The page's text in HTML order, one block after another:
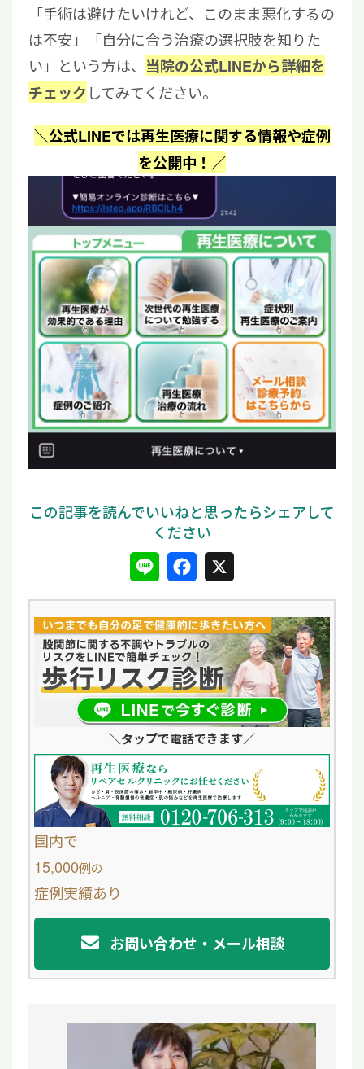
「手術は避けたいけれど、このまま悪化するの
は不安」「自分に合う治療の選択肢を知りた
い」という方は、 当院の公式LINEから詳細を
チェック してみてください。
＼公式LINEでは再生医療に関する情報や症例
を公開中！／
L
n
e
F
c
e
b
o
o
X
＼タップで電話できます／
国内で
15,000例の
症例実績あり
お問い合わせ・メール相談